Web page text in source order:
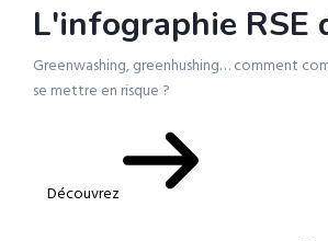
L'infographie RSE
Greenwashing, greenhushing… comment
se mettre en risque ?
Découvrez